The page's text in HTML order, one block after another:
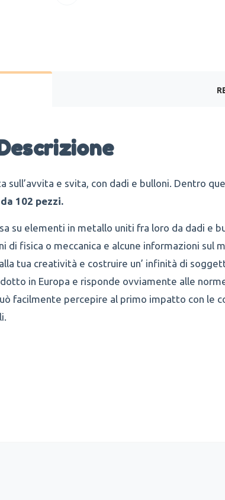
sull’avvita e svita, con dadi e bulloni. Dentro
102 pezzi.
su elementi in metallo uniti fra loro da dadi e
fisica o meccanica e alcune informazioni sul
tua creatività e costruire un’ infinità di
in Europa e risponde ovviamente alle
facilmente percepire al primo impatto con le